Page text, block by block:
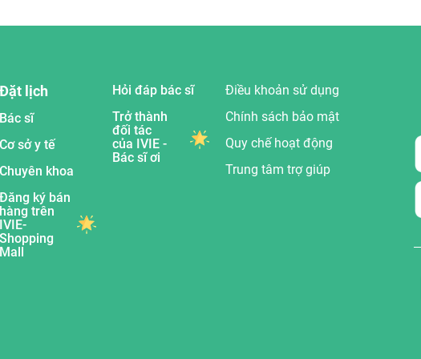
lịch
sĩ
sở y tế
khoa
ký bán
trên
Hỏi đáp bác sĩ
Trở thành
đối tác
của IVIE -
Bác sĩ ơi
Điều khoản sử dụng
Chính sách bảo mật
Quy chế hoạt động
Trung tâm trợ giúp